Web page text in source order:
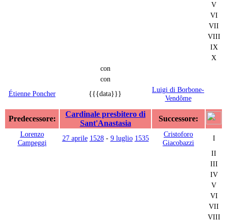
V
VI
VII
VIII
IX
X
con
con
Étienne Poncher
{{{data}}}
Luigi di Borbone-
Vendôme
Predecessore:
Cardinale presbitero di
Sant'Anastasia
Successore:
Lorenzo
Campeggi
27 aprile 1528- 9 luglio 1535
Cristoforo
Giacobazzi
I
II
III
IV
V
VI
VII
VIII